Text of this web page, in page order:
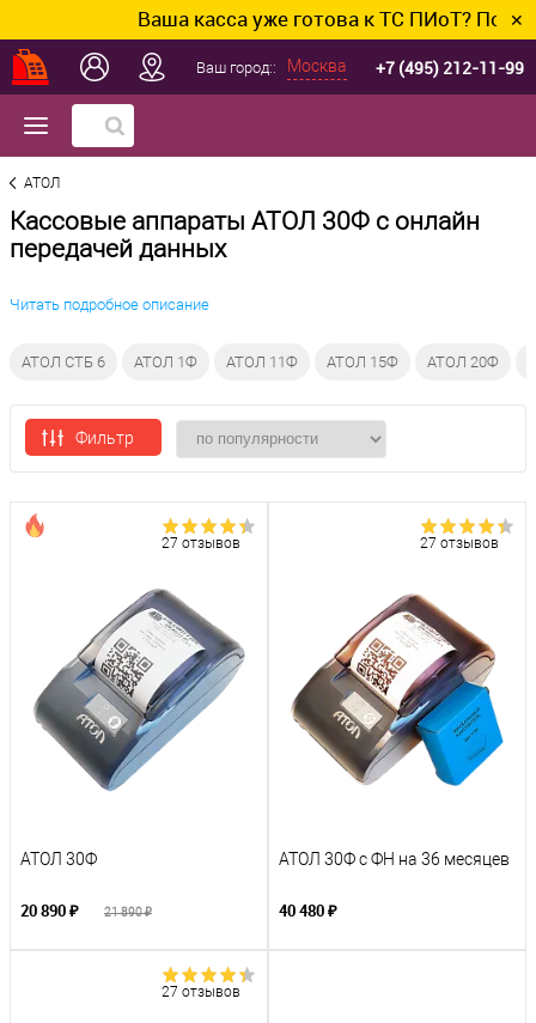
Ваша касса уже готова к ТС ПИоТ? ✕
Ваш город:: Москва +7 (495) 212-11-99
АТОЛ
Кассовые аппараты АТОЛ 30Ф с онлайн
передачей данных
Читать подробное описание
АТОЛ СТБ 6 АТОЛ 1Ф АТОЛ 11Ф АТОЛ 15Ф АТОЛ 20Ф
Фильтр
27 отзывов
АТОЛ 30Ф
20 890 ₽ 21 890 ₽
27 отзывов
АТОЛ 30Ф с ФН на 36 месяцев
40 480 ₽
27 отзывов